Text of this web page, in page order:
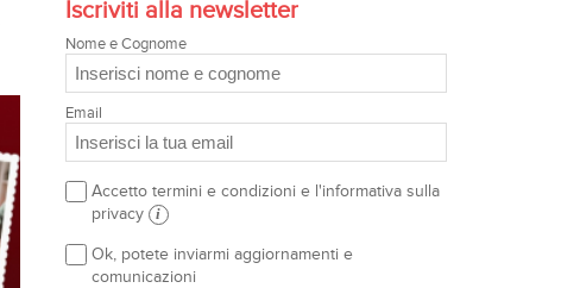
Iscriviti alla newsletter
Nome e Cognome
Email
Accetto termini e condizioni e l'informativa sulla
privacy i
Ok, potete inviarmi aggiornamenti e
comunicazioni